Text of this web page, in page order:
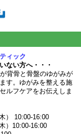
ィック
ない方へ・・・
背骨と骨盤のゆがみが
す。ゆがみを整える施
ルフケアをお伝えしま
） 10:00-16:00
16:00